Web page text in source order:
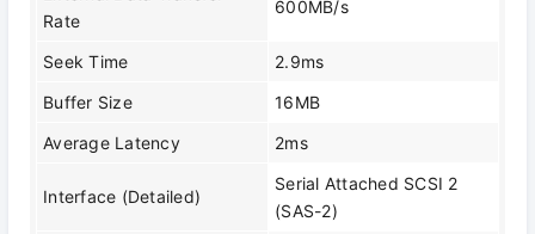
Rate
600MB/s
Seek Time
2.9ms
Buffer Size
16MB
Average Latency
2ms
Interface (Detailed)
Serial Attached SCSI 2
(SAS-2)